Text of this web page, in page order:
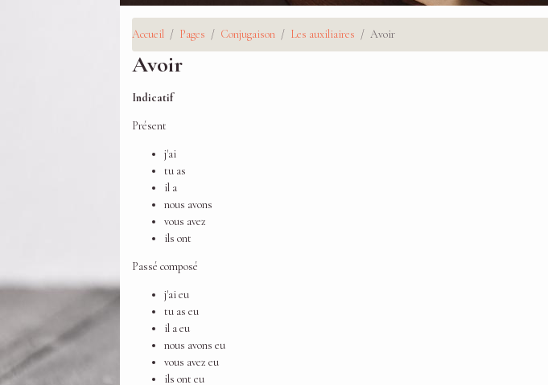
Accueil Pages Conjugaison Les auxiliaires Avoir
Avoir
Indicatif
Présent
j'ai
tu as
il a
nous avons
vous avez
ils ont
Passé composé
j'ai eu
tu as eu
il a eu
nous avons eu
vous avez eu
ils ont eu